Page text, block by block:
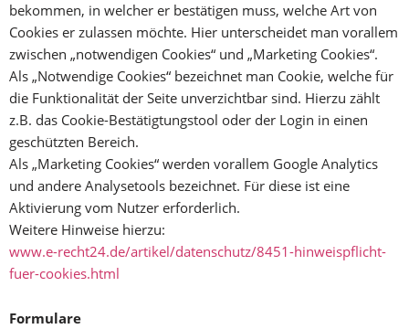
bekommen, in welcher er bestätigen muss, welche Art von
Cookies er zulassen möchte. Hier unterscheidet man vorallem
zwischen „notwendigen Cookies“ und „Marketing Cookies“.
Als „Notwendige Cookies“ bezeichnet man Cookie, welche für
die Funktionalität der Seite unverzichtbar sind. Hierzu zählt
z.B. das Cookie-Bestätigtungstool oder der Login in einen
geschützten Bereich.
Als „Marketing Cookies“ werden vorallem Google Analytics
und andere Analysetools bezeichnet. Für diese ist eine
Aktivierung vom Nutzer erforderlich.
Weitere Hinweise hierzu:
www.e-recht24.de/artikel/datenschutz/8451-hinweispflicht-
fuer-cookies.html
Formulare